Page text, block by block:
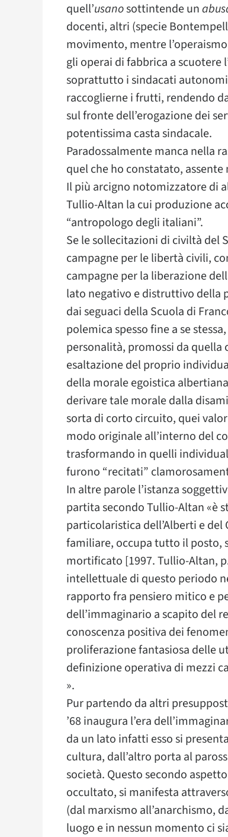
quell’usanosottintende un
docenti, altri (specie
movimento, mentre
gli operai di fabbrica a scuotere
soprattutto i sindacati
raccoglierne i frutti, rendendo
sul fronte dell’erogazione dei
potentissima casta sindacale.
Paradossalmente manca nella
quel che ho constatato,
Il più arcigno notomizzatore di
Tullio-Altan la cui produzione
“antropologo degli italiani”.
Se le sollecitazioni di civiltà del
campagne per le libertà civili,
campagne per la liberazione
lato negativo e distruttivo della
dai seguaci della Scuola di
polemica spesso fine a se
personalità, promossi da
esaltazione del proprio
della morale egoistica
derivare tale morale dalla
sorta di corto circuito, quei
modo originale all’interno del
trasformando in quelli
furono “recitati”
In altre parole l’istanza
partita secondo Tullio-Altan «è
particolaristica dell’Alberti e
familiare, occupa tutto il posto,
mortificato [1997. Tullio-Altan,
intellettuale di questo periodo
rapporto fra pensiero mitico e
dell’immaginario a scapito del
conoscenza positiva dei
proliferazione fantasiosa delle
definizione operativa di mezzi
».
Pur partendo da altri
’68 inaugura l’era
da un lato infatti esso si
cultura, dall’altro porta al
società. Questo secondo
occultato, si manifesta
(dal marxismo all’anarchismo,
luogo e in nessun momento ci